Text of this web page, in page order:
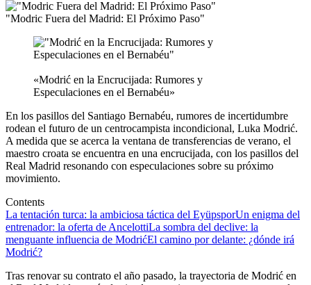
"Modric Fuera del Madrid: El Próximo Paso"
«Modrić en la Encrucijada: Rumores y
Especulaciones en el Bernabéu»
En los pasillos del Santiago Bernabéu, rumores de incertidumbre
rodean el futuro de un centrocampista incondicional, Luka Modrić.
A medida que se acerca la ventana de transferencias de verano, el
maestro croata se encuentra en una encrucijada, con los pasillos del
Real Madrid resonando con especulaciones sobre su próximo
movimiento.
Contents
La tentación turca: la ambiciosa táctica del EyüpsporUn enigma del
entrenador: la oferta de AncelottiLa sombra del declive: la
menguante influencia de ModrićEl camino por delante: ¿dónde irá
Modrić?
Tras renovar su contrato el año pasado, la trayectoria de Modrić en